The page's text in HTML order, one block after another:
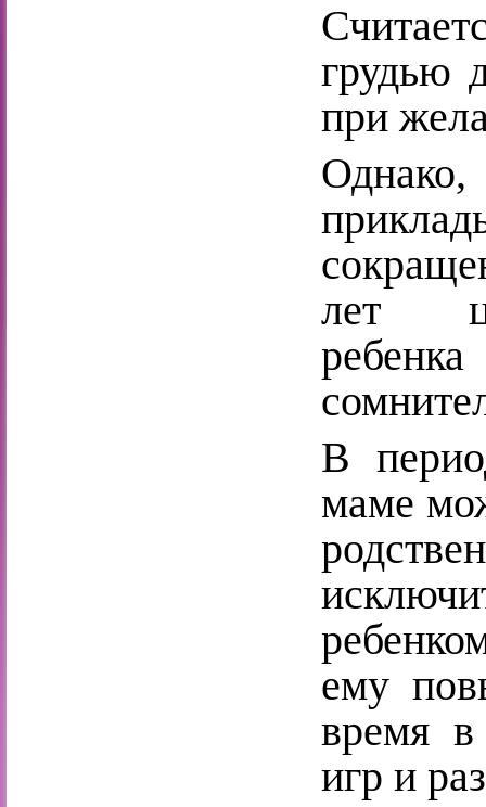
грудью
при
лет
В
маме
ему
время в
игр и